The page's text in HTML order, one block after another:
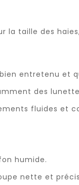
la taille des
entretenu et
des
fluides et
humide.
nette et